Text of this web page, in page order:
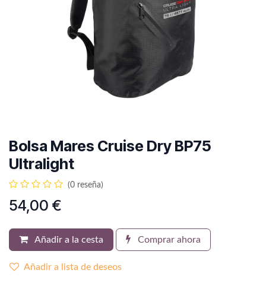
Bolsa Mares Cruise Dry BP75
Ultralight
(0 reseña)
54,00 €
Añadir a la cesta Comprar ahora
Añadir a lista de deseos